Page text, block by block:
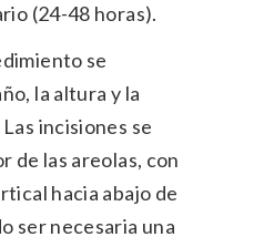
(24-48 horas).
se
la altura y la
incisiones se
de las areolas, con
hacia abajo de
ser necesaria una